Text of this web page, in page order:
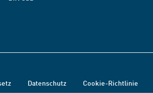
Datenschutz Cookie-Richtlinie